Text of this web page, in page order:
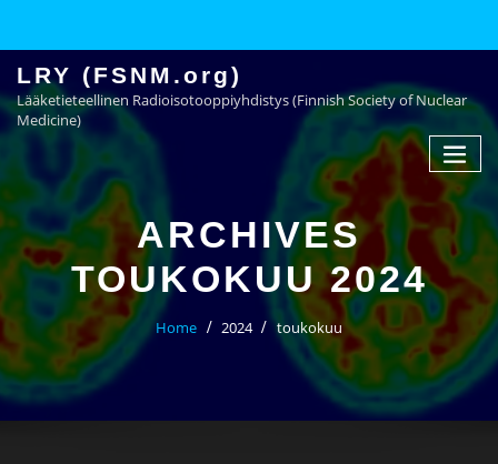
LRY (FSNM.org)
Lääketieteellinen Radioisotooppiyhdistys (Finnish Society of Nuclear
Medicine)
ARCHIVES
TOUKOKUU 2024
Home 2024 toukokuu